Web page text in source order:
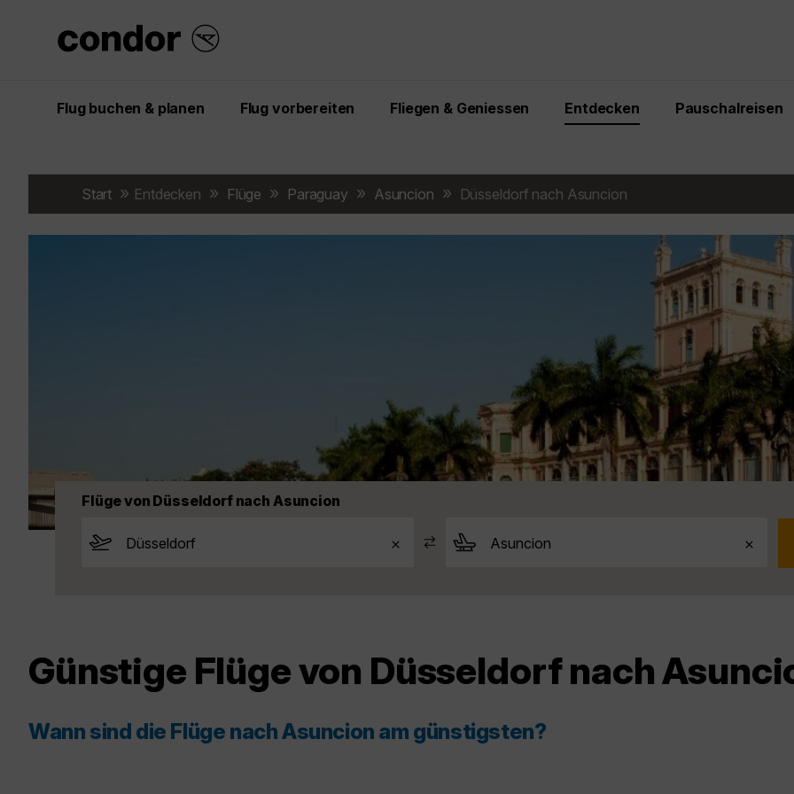
Flug buchen & planen Flug vorbereiten Fliegen & Geniessen Entdecken Pauschalreisen
Start Entdecken Flüge Paraguay Asuncion Düsseldorf nach Asuncion
Flüge von Düsseldorf nach Asuncion
Günstige Flüge von Düsseldorf nach
Wann sind die Flüge nach Asuncion am günstigsten?